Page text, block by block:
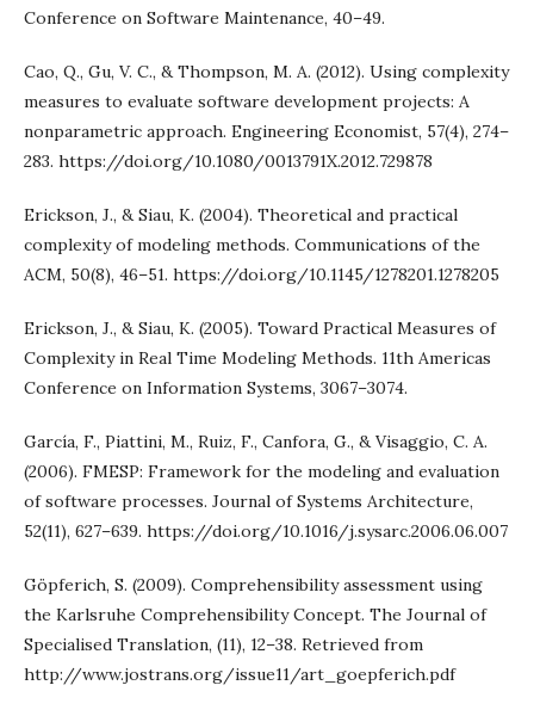
Conference on Software Maintenance, 40–49.
Cao, Q., Gu, V. C., & Thompson, M. A. (2012). Using complexity
measures to evaluate software development projects: A
nonparametric approach. Engineering Economist, 57(4), 274–
283. https://doi.org/10.1080/0013791X.2012.729878
Erickson, J., & Siau, K. (2004). Theoretical and practical
complexity of modeling methods. Communications of the
ACM, 50(8), 46–51. https://doi.org/10.1145/1278201.1278205
Erickson, J., & Siau, K. (2005). Toward Practical Measures of
Complexity in Real Time Modeling Methods. 11th Americas
Conference on Information Systems, 3067–3074.
García, F., Piattini, M., Ruiz, F., Canfora, G., & Visaggio, C. A.
(2006). FMESP: Framework for the modeling and evaluation
of software processes. Journal of Systems Architecture,
52(11), 627–639. https://doi.org/10.1016/j.sysarc.2006.06.007
Göpferich, S. (2009). Comprehensibility assessment using
the Karlsruhe Comprehensibility Concept. The Journal of
Specialised Translation, (11), 12–38. Retrieved from
http://www.jostrans.org/issue11/art_goepferich.pdf